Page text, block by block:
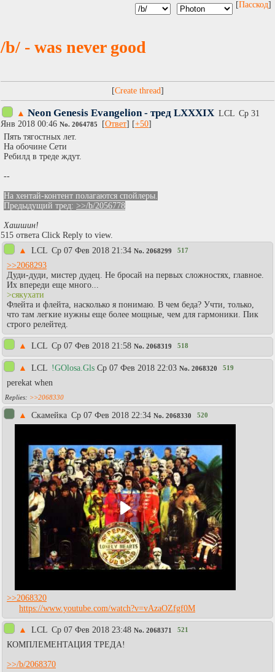
[Пасскод]
/b/ - was never good
[ ]
▲ Neon Genesis Evangelion - тред LXXXIX LCL Ср 31
Янв 2018 00:46 No. 2064785 [Ответ] [+50]
Пять тягостных лет.
На обочине Сети
Ребилд в треде ждут.
--
На хентай-контент полагаются спойлеры.
Предыдущий тред: >>/b/2056778
Хашшин!
515 ответа Click Reply to view.
▲
LCL Ср 07 Фев 2018 21:34 No. 2068299 517
>>2068293
Дуди-дуди, мистер дудец. Не бросай на первых сложностях, главное.
Их впереди еще много...
>сякухати
Флейта и флейта, насколько я понимаю. В чем беда? Учти, только,
что там легкие нужны еще более мощные, чем для гармоники. Пик
строго релейтед.
▲ LCL Ср 07 Фев 2018 21:58 No. 2068319 518
▲ LCL !GOlosa.Gls Ср 07 Фев 2018 22:03 No. 2068320 519
perekat when
>>2068330
▲ Скамейка Ср 07 Фев 2018 22:34 No. 2068330 520
>>2068320
https://www.youtube.com/watch?v=vAzaOZfgf0M
▲ LCL Ср 07 Фев 2018 23:48 No. 2068371 521
КОМПЛЕМЕНТАЦИЯ ТРЕДА!
>>/b/2068370